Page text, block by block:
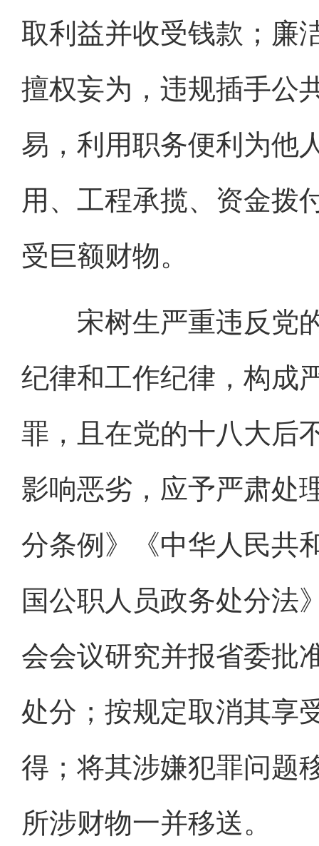
取利益并收受钱款；廉
擅权妄为，违规插手公
易，利用职务便利为他
用、工程承揽、资金拨
受巨额财物。
宋树生严重违反党的
纪律和工作纪律，构成
罪，且在党的十八大后
影响恶劣，应予严肃处
分条例》《中华人民共
国公职人员政务处分法
会会议研究并报省委批
处分；按规定取消其享
得；将其涉嫌犯罪问题
所涉财物一并移送。